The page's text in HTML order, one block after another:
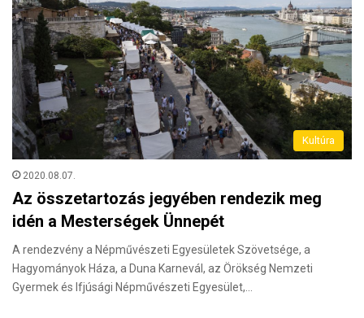
Kultúra
2020.08.07.
Az összetartozás jegyében rendezik meg
idén a Mesterségek Ünnepét
A rendezvény a Népművészeti Egyesületek Szövetsége, a
Hagyományok Háza, a Duna Karnevál, az Örökség Nemzeti
Gyermek és Ifjúsági Népművészeti Egyesület,…